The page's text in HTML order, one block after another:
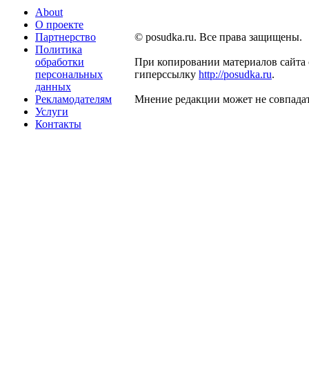
About
О проекте
Партнерство
Политика
обработки
персональных
данных
Рекламодателям
Услуги
Контакты
© posudka.ru. Все права защищены.
При копировании материалов сайта
гиперссылку http://posudka.ru.
Мнение редакции может не